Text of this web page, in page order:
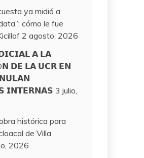
ya midió a
cómo le fue
2 agosto, 2026
𝗔 𝗟𝗔
𝗗𝗘 𝗟𝗔 𝗨𝗖𝗥 𝗘𝗡
𝗜𝗡𝗧𝗘𝗥𝗡𝗔𝗦 3 julio,
histórica para
de Villa
2026